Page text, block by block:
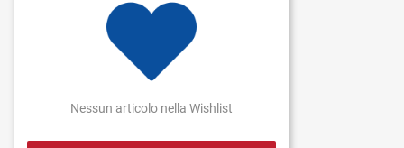
Nessun articolo nella Wishlist